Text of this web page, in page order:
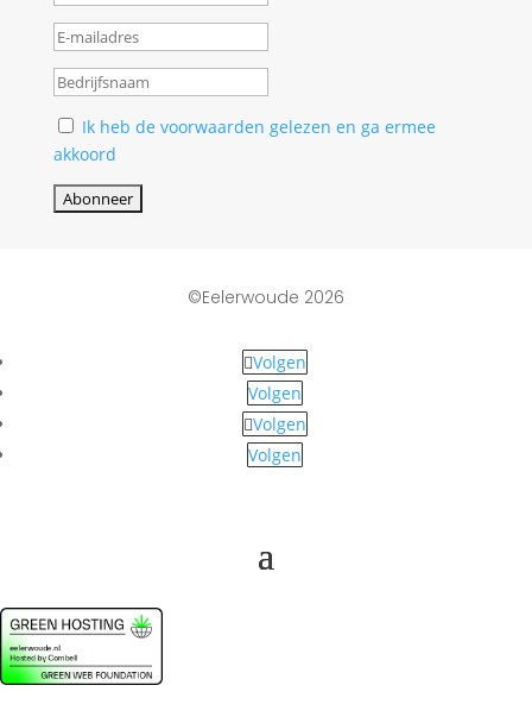
Ik heb de voorwaarden gelezen en ga ermee
akkoord
©Eelerwoude 2026
Volgen
Volgen
Volgen
Volgen